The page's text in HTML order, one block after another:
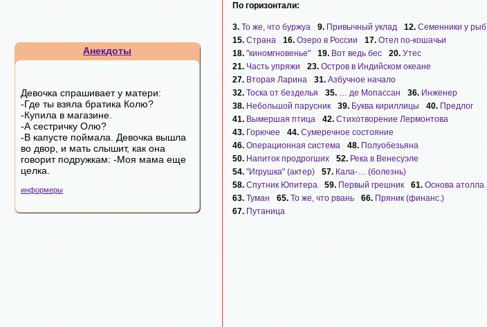
Анекдоты
Девочка спрашивает у матери:
-Где ты взяла братика Колю?
-Купила в магазине.
-А сестричку Олю?
-В капусте поймала. Девочка вышла
во двор, и мать слышит, как она
говорит подружкам: -Моя мама еще
целка.
информеры
По горизонтали:
3. То же, что буржуа 9. Привычный уклад 12. Семенники у рыб
15. Страна 16. Озеро в России 17. Отел по-кошачьи
18. "киномгновенье" 19. Вот ведь бес 20. Утес
21. Часть упряжи 23. Остров в Индийском океане
27. Вторая Ларина 31. Азбучное начало
32. Тоска от безделья 35. … де Мопассан 36. Инженер
38. Небольшой парусник 39. Буква кириллицы 40. Предлог
41. Вымершая птица 42. Стихотворение Лермонтова
43. Горючее 44. Сумеречное состояние
46. Операционная система 48. Полуобезьяна
50. Напиток продрогших 52. Река в Венесуэле
54. "Игрушка" (актер) 57. Кала-… (болезнь)
58. Спутник Юпитера 59. Первый грешник 61. Основа атолла
63. Туман 65. То же, что рвань 66. Пряник (финанс.)
67. Путаница